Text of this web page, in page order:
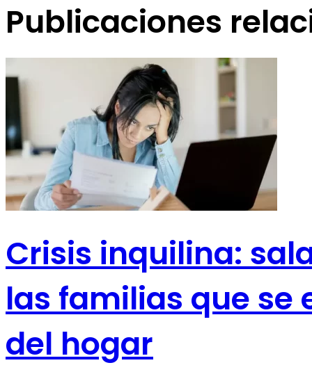
Publicaciones
Crisis inquilina:
las familias que se
del hogar